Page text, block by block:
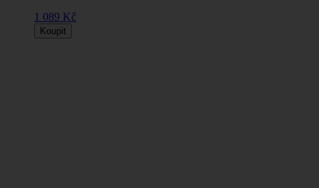
1 089 Kč
Koupit